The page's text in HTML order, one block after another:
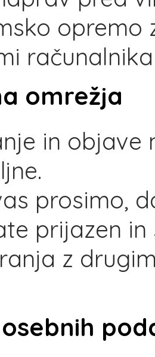
opremo
omrežja
in objave
prosimo,
prijazen in
z